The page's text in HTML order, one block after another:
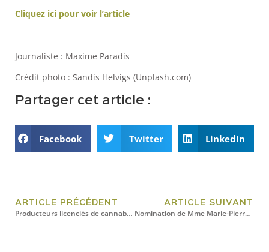
Cliquez ici pour voir l’article
Journaliste : Maxime Paradis
Crédit photo : Sandis Helvigs (Unplash.com)
Partager cet article :
Facebook Twitter LinkedIn
ARTICLE PRÉCÉDENT
Producteurs licenciés de cannabis et de chanvre recherchés pour un projet de recherche
ARTICLE SUIVANT
Nomination de Mme Marie-Pierre Dufresne au poste de directrice générale de Biopterre